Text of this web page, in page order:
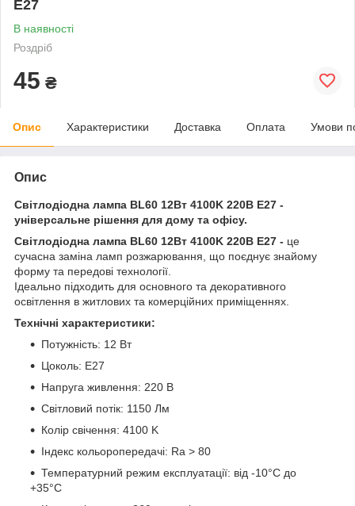
E27
В наявності
Роздріб
45 ₴
Опис Характеристики Доставка Оплата Умови
Опис
Світлодіодна лампа BL60 12Вт 4100K 220В E27 -
універсальне рішення для дому та офісу.
Світлодіодна лампа BL60 12Вт 4100K 220В E27 - це
сучасна заміна ламп розжарювання, що поєднує знайому
форму та передові технології.
Ідеально підходить для основного та декоративного
освітлення в житлових та комерційних приміщеннях.
Технічні характеристики:
Потужність: 12 Вт
Цоколь: Е27
Напруга живлення: 220 В
Світловий потік: 1150 Лм
Колір свічення: 4100 K
Індекс кольоропередачі: Ra > 80
Температурний режим експлуатації: від -10°С до
+35°С